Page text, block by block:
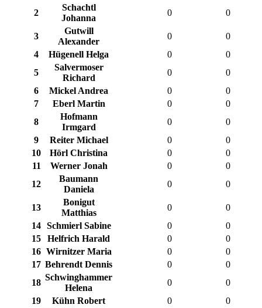
2
Schachtl
Johanna
0 0
3
Gutwill
Alexander
0
0
4
Hügenell Helga 0
0
5
Salvermoser
Richard
0
0
6
Mickel Andrea 0
0
7
Eberl Martin 0
0
8
Hofmann
Irmgard
0
0
9
Reiter Michael 0
0
10
Hörl Christina 0
0
11
Werner Jonah 0
0
12
Baumann
Daniela
0 0
13
Bonigut
Matthias
0
0
14 Schmierl Sabine 0
0
15
Helfrich Harald 0
0
16 Wirnitzer Maria 0
0
17 Behrendt Dennis 0
0
18
Schwinghammer
Helena
0
0
19
Kühn Robert 0
0